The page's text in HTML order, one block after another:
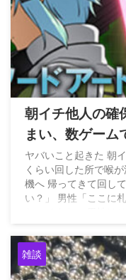
朝イチ他人の確
まい、数ゲーム
員に代われと言
ヤバいこと起きた 朝
くらい回した所で喉
機へ 帰ってきて回し
い？」 男性「ここに
雑談